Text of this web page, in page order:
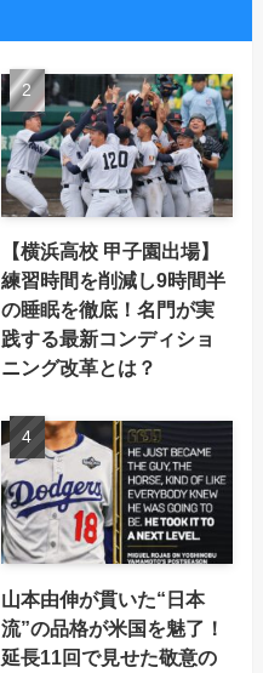
【横浜高校 甲子園出場】
練習時間を削減し9時間半
の睡眠を徹底！名門が実
践する最新コンディショ
ニング改革とは？
山本由伸が貫いた“日本
流”の品格が米国を魅了！
延長11回で見せた敬意の